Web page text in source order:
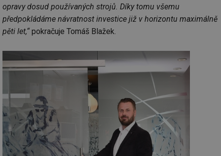
opravy dosud používaných strojů. Díky tomu všemu
předpokládáme návratnost investice již v horizontu maximálně
pěti let,“ pokračuje Tomáš Blažek.